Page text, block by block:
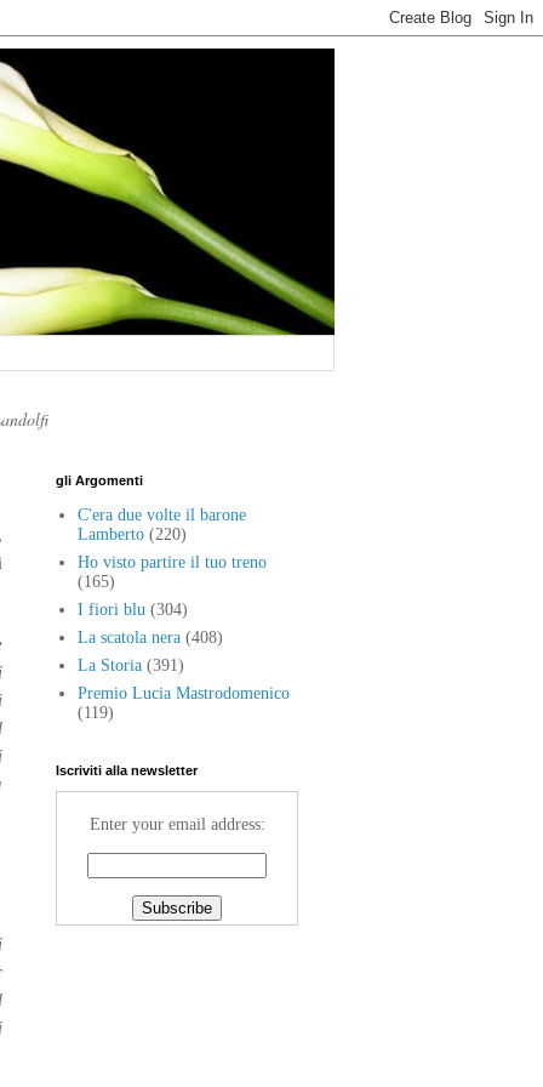
gli Argomenti
C'era due volte il barone
Lamberto (220)
Ho visto partire il tuo treno
(165)
I fiori blu (304)
La scatola nera (408)
La Storia (391)
Premio Lucia Mastrodomenico
(119)
Iscriviti alla newsletter
Enter your email address: